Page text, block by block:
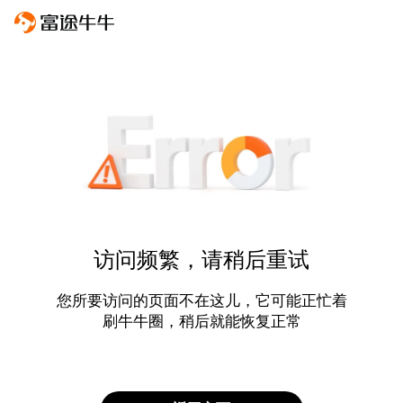
访问频繁，请稍后重试
您所要访问的页面不在这儿，它可能正忙着
刷牛牛圈，稍后就能恢复正常